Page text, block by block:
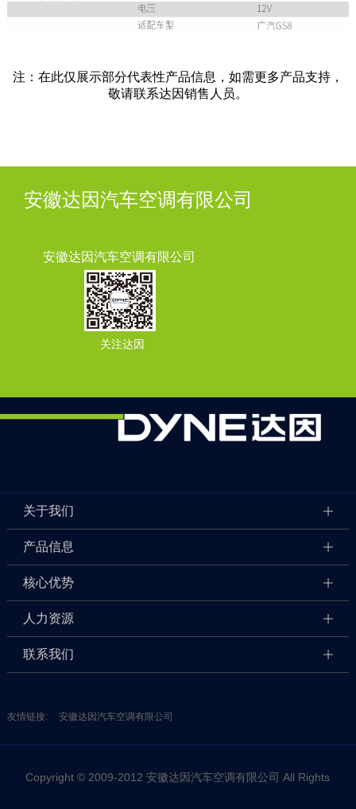
注：在此仅展示部分代表性产品信息，如需更多产品支持，
敬请联系达因销售人员。
安徽达因汽车空调有限公司
安徽达因汽车空调有限公司
关注达因
关于我们
产品信息
核心优势
人力资源
联系我们
友情链接: 安徽达因汽车空调有限公司
Copyright © 2009-2012 安徽达因汽车空调有限公司 All Rights